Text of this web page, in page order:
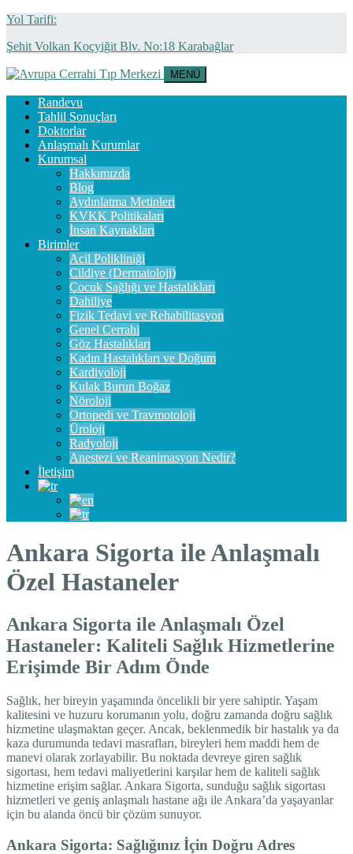
Yol Tarifi:
Şehit Volkan Koçyiğit Blv. No:18 Karabağlar
MENÜ
Randevu
Tahlil Sonuçları
Doktorlar
Anlaşmalı Kurumlar
Kurumsal
Hakkımızda
Blog
Aydınlatma Metinleri
KVKK Politikaları
İnsan Kaynakları
Birimler
Acil Polikliniği
Cildiye (Dermatoloji)
Çocuk Sağlığı ve Hastalıkları
Dahiliye
Fizik Tedavi ve Rehabilitasyon
Genel Cerrahi
Göz Hastalıkları
Kadın Hastalıkları ve Doğum
Kardiyoloji
Kulak Burun Boğaz
Nöroloji
Ortopedi ve Travmotoloji
Üroloji
Radyoloji
Anestezi ve Reanimasyon Nedir?
İletişim
Ankara Sigorta ile Anlaşmalı
Özel Hastaneler
Ankara Sigorta ile Anlaşmalı Özel
Hastaneler: Kaliteli Sağlık Hizmetlerine
Erişimde Bir Adım Önde
Sağlık, her bireyin yaşamında öncelikli bir yere sahiptir. Yaşam
kalitesini ve huzuru korumanın yolu, doğru zamanda doğru sağlık
hizmetine ulaşmaktan geçer. Ancak, beklenmedik bir hastalık ya da
kaza durumunda tedavi masrafları, bireyleri hem maddi hem de
manevi olarak zorlayabilir. Bu noktada devreye giren sağlık
sigortası, hem tedavi maliyetlerini karşılar hem de kaliteli sağlık
hizmetine erişim sağlar. Ankara Sigorta, sunduğu sağlık sigortası
hizmetleri ve geniş anlaşmalı hastane ağı ile Ankara’da yaşayanlar
için bu alanda öncü bir çözüm sunuyor.
Ankara Sigorta: Sağlığınız İçin Doğru Adres